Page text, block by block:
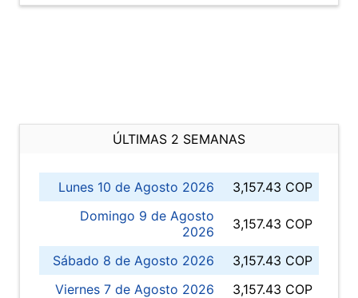
ÚLTIMAS 2 SEMANAS
Lunes 10 de Agosto 2026
3,157.43 COP
Domingo 9 de Agosto
2026
3,157.43 COP
Sábado 8 de Agosto 2026
3,157.43 COP
Viernes 7 de Agosto 2026
3,157.43 COP